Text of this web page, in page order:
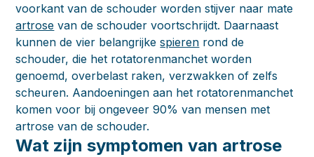
voorkant van de schouder worden stijver naar mate
artrose van de schouder voortschrijdt. Daarnaast
kunnen de vier belangrijkespieren rond de
schouder, die het rotatorenmanchet worden
genoemd, overbelast raken, verzwakken of zelfs
scheuren. Aandoeningen aan het rotatorenmanchet
komen voor bij ongeveer 90% van mensen met
artrose van de schouder.
Wat zijn symptomen van artrose